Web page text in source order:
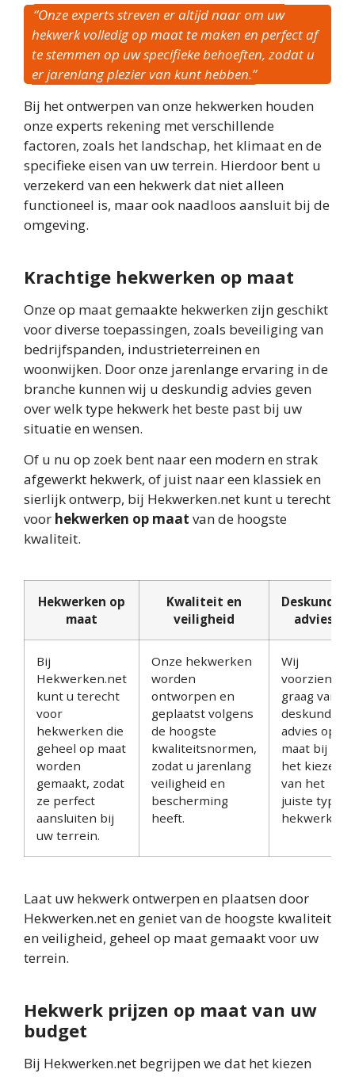
“Onze experts streven er altijd naar om uw
hekwerk volledig op maat te maken en perfect af
te stemmen op uw specifieke behoeften, zodat u
er jarenlang plezier van kunt hebben.”
Bij het ontwerpen van onze hekwerken houden
onze experts rekening met verschillende
factoren, zoals het landschap, het klimaat en de
specifieke eisen van uw terrein. Hierdoor bent u
verzekerd van een hekwerk dat niet alleen
functioneel is, maar ook naadloos aansluit bij de
omgeving.
Krachtige hekwerken op maat
Onze op maat gemaakte hekwerken zijn geschikt
voor diverse toepassingen, zoals beveiliging van
bedrijfspanden, industrieterreinen en
woonwijken. Door onze jarenlange ervaring in de
branche kunnen wij u deskundig advies geven
over welk type hekwerk het beste past bij uw
situatie en wensen.
Of u nu op zoek bent naar een modern en strak
afgewerkt hekwerk, of juist naar een klassiek en
sierlijk ontwerp, bij Hekwerken.net kunt u terecht
voor hekwerken op maat van de hoogste
kwaliteit.
Hekwerken op
maat
Kwaliteit en
veiligheid
Deskundig
advies
Bij
Hekwerken.net
kunt u terecht
voor
hekwerken die
geheel op maat
worden
gemaakt, zodat
ze perfect
aansluiten bij
uw terrein.
Onze hekwerken
worden
ontworpen en
geplaatst volgens
de hoogste
kwaliteitsnormen,
zodat u jarenlang
veiligheid en
bescherming
heeft.
Wij
voorzien u
graag van
deskundig
advies op
maat bij
het kiezen
van het
juiste type
hekwerk.
Laat uw hekwerk ontwerpen en plaatsen door
Hekwerken.net en geniet van de hoogste kwaliteit
en veiligheid, geheel op maat gemaakt voor uw
terrein.
Hekwerk prijzen op maat van uw
budget
Bij Hekwerken.net begrijpen we dat het kiezen